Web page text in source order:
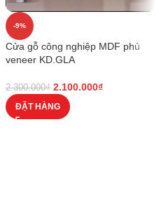
-9%
Cửa gỗ công nghiệp MDF phủ
veneer KD.GLA
2.300.000₫ 2.100.000₫
ĐẶT HÀNG